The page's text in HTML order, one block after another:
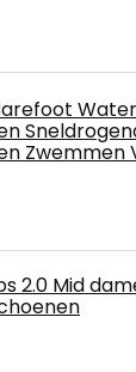
Zwemmen
2.0 Mid